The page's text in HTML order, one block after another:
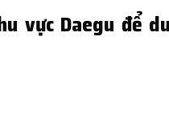
vực Daegu để